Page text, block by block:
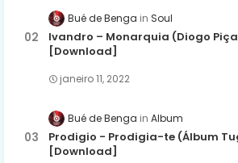
Bué de Benga Soul
Ivandro – Monarquia (Diogo
[Download]
janeiro 11, 2022
Bué de Benga Album
Prodigio - Prodigia-te (Álbum
[Download]